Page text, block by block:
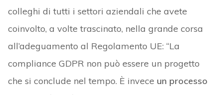
colleghi di tutti i settori aziendali che avete
coinvolto, a volte trascinato, nella grande corsa
all’adeguamento al Regolamento UE: “La
compliance GDPR non può essere un progetto
che si conclude nel tempo. È invece un processo